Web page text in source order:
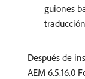
guiones
Después de
AEM 6.5.16.0